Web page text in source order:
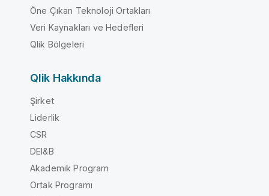
Öne Çıkan Teknoloji Ortakları
Veri Kaynakları ve Hedefleri
Qlik Bölgeleri
Qlik Hakkında
Şirket
Liderlik
CSR
DEI&B
Akademik Program
Ortak Programı